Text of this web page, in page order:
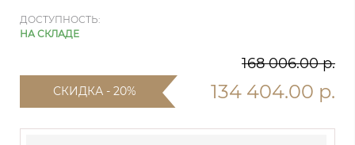
ДОСТУПНОСТЬ:
НА СКЛАДЕ
168 006.00 р.
СКИДКА - 20% 134 404.00 р.